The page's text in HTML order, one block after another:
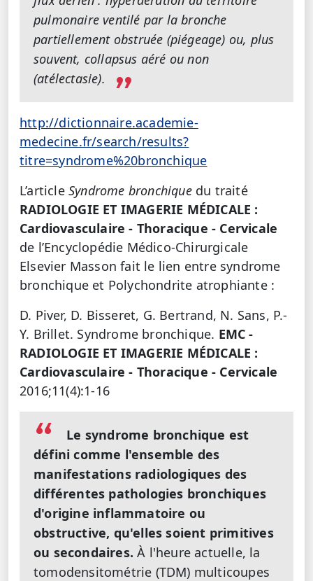
pulmonaire ventilé par la bronche
partiellement obstruée (piégeage) ou, plus
souvent, collapsus aéré ou non
(atélectasie).
http://dictionnaire.academie-
medecine.fr/search/results?
titre=syndrome%20bronchique
L’article Syndrome bronchiquedu traité
RADIOLOGIE ET IMAGERIE MÉDICALE :
Cardiovasculaire - Thoracique - Cervicale
de l’Encyclopédie Médico-Chirurgicale
Elsevier Masson fait le lien entre syndrome
bronchique et Polychondrite atrophiante :
D. Piver, D. Bisseret, G. Bertrand, N. Sans, P.-
Y. Brillet. Syndrome bronchique. EMC -
RADIOLOGIE ET IMAGERIE MÉDICALE :
Cardiovasculaire - Thoracique - Cervicale
2016;11(4):1-16
Le syndrome bronchique est
défini comme l'ensemble des
manifestations radiologiques des
différentes pathologies bronchiques
d'origine inflammatoire ou
obstructive, qu'elles soient primitives
ou secondaires. À l'heure actuelle, la
tomodensitométrie (TDM) multicoupes